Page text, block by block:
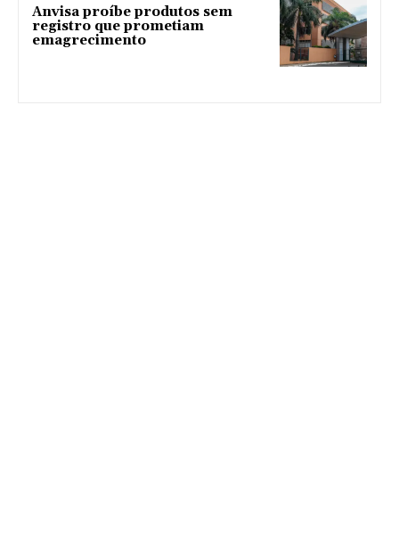
Anvisa proíbe produtos sem
registro que prometiam
emagrecimento